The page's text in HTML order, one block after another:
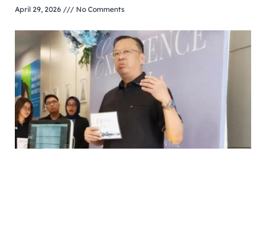
April 29, 2026 No Comments